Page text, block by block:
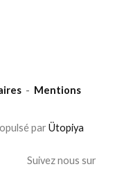
- Mentions
par Ütopiya
Suivez nous sur